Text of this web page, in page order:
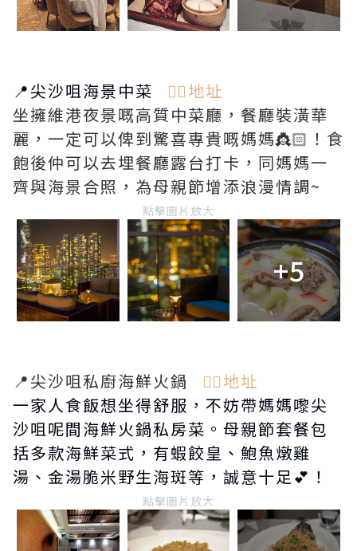
📍尖沙咀海景中菜 👉🏻地址
坐擁維港夜景嘅高質中菜廳，餐廳裝潢華
麗，一定可以俾到驚喜專貴嘅媽媽👸🏻！食
飽後仲可以去埋餐廳露台打卡，同媽媽一
齊與海景合照，為母親節增添浪漫情調~
點擊圖片放大
+5
📍尖沙咀私廚海鮮火鍋
👉🏻地址
一家人食飯想坐得舒服，不妨帶媽媽嚟尖
沙咀呢間海鮮火鍋私房菜。母親節套餐包
括多款海鮮菜式，有蝦餃皇、鮑魚燉雞
湯、金湯脆米野生海斑等，誠意十足💕！
點擊圖片放大